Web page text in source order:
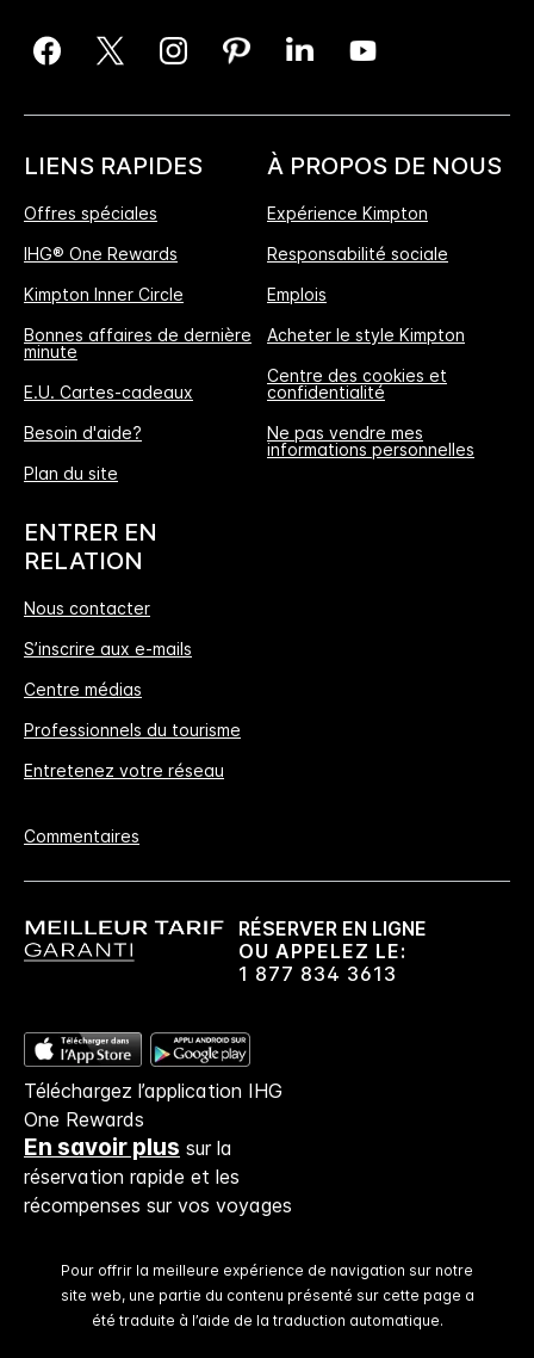
LIENS RAPIDES
Offres spéciales
IHG® One Rewards
Kimpton Inner Circle
Bonnes affaires de dernière
minute
E.U. Cartes-cadeaux
Besoin d'aide?
Plan du site
À PROPOS DE NOUS
Expérience Kimpton
Responsabilité sociale
Emplois
Acheter le style Kimpton
Centre des cookies et
confidentialité
Ne pas vendre mes
informations personnelles
ENTRER EN
RELATION
Nous contacter
S’inscrire aux e-mails
Centre médias
Professionnels du tourisme
Entretenez votre réseau
Commentaires
RÉSERVER EN LIGNE
OU APPELEZ LE:
1 877 834 3613
Téléchargez l’application IHG
One Rewards
En savoir plus sur la
réservation rapide et les
récompenses sur vos voyages
L'Avantage Réservation Directe
MEILLEUR TARIF GARANTI
Nous vous promettons le prix le plus bas
et multiplierons les points IHG® One Rewards
offerts par 5, jusqu’à 40000-points au
maximum.
Votre chambre est garantie.
Pas de frais de réservation​!
facturés.
Votre vie privée est importante pour IHG, et
nous nous efforçons de la protéger. Tous les
renseignements personnels que vous donnez
sont cryptés et sécurisés.
Pour offrir la meilleure expérience de navigation sur notre
site web, une partie du contenu présenté sur cette page a
été traduite à l’aide de la traduction automatique.